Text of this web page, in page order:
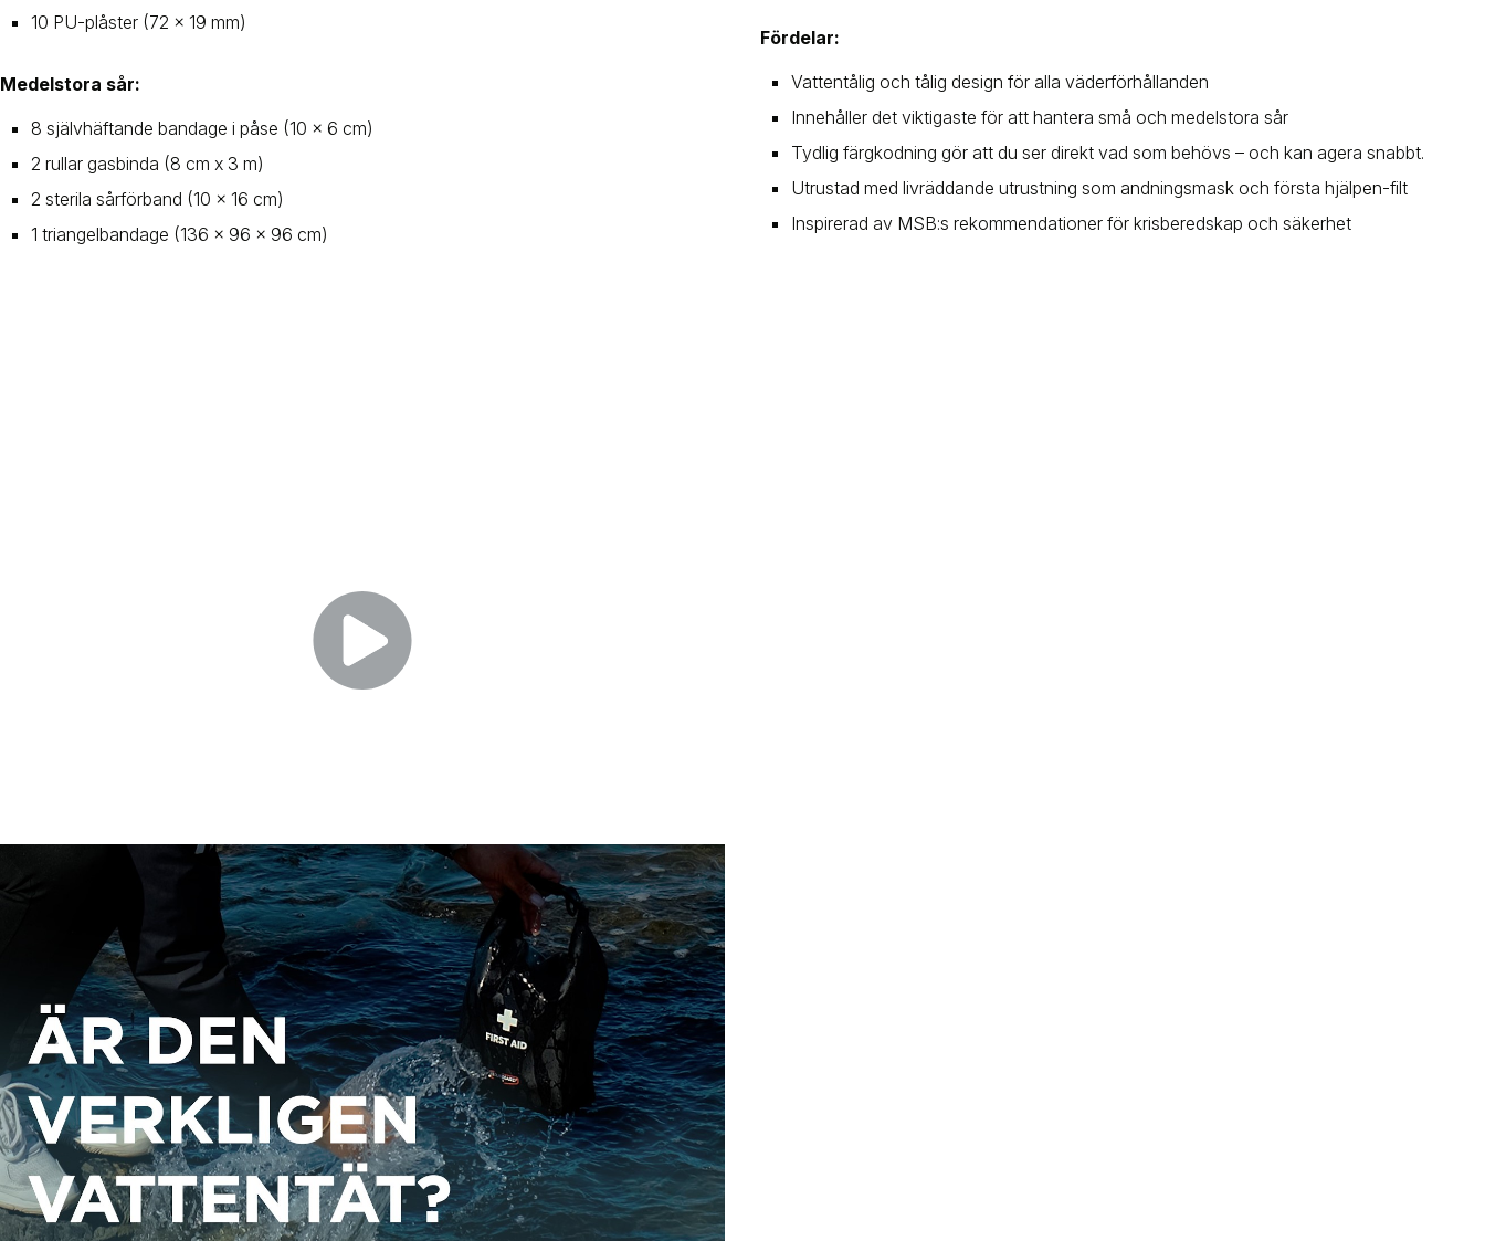
10 PU-plåster (72 x 19 mm)
Medelstora sår:
8 självhäftande bandage i påse (10 x 6 cm)
2 rullar gasbinda (8 cm x 3 m)
2 sterila sårförband (10 x 16 cm)
1 triangelbandage (136 x 96 x 96 cm)
Fördelar:
Vattentålig och tålig design för alla väderförhållanden
Innehåller det viktigaste för att hantera små och medelstora sår
Tydlig färgkodning gör att du ser direkt vad som behövs – och kan agera snabbt.
Utrustad med livräddande utrustning som andningsmask och första hjälpen-filt
Inspirerad av MSB:s rekommendationer för krisberedskap och säkerhet